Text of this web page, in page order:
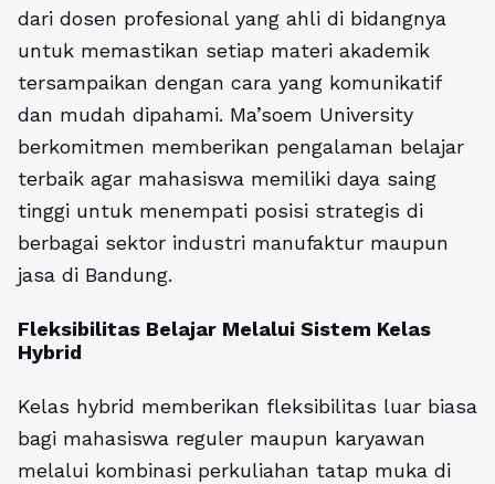
dari dosen profesional yang ahli di bidangnya
untuk memastikan setiap materi akademik
tersampaikan dengan cara yang komunikatif
dan mudah dipahami. Ma’soem University
berkomitmen memberikan pengalaman belajar
terbaik agar mahasiswa memiliki daya saing
tinggi untuk menempati posisi strategis di
berbagai sektor industri manufaktur maupun
jasa di Bandung.
Fleksibilitas Belajar Melalui Sistem Kelas
Hybrid
Kelas hybrid memberikan fleksibilitas luar biasa
bagi mahasiswa reguler maupun karyawan
melalui kombinasi perkuliahan tatap muka di